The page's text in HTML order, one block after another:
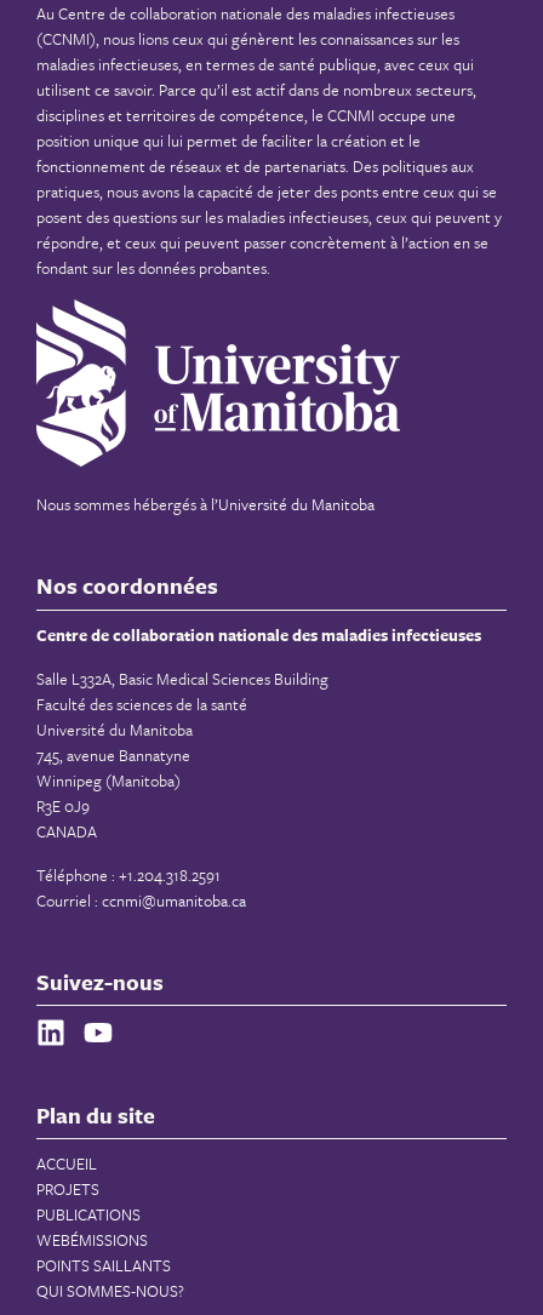
Au Centre de collaboration nationale des maladies infectieuses
(CCNMI), nous lions ceux qui génèrent les connaissances sur les
maladies infectieuses, en termes de santé publique, avec ceux qui
utilisent ce savoir. Parce qu’il est actif dans de nombreux secteurs,
disciplines et territoires de compétence, le CCNMI occupe une
position unique qui lui permet de faciliter la création et le
fonctionnement de réseaux et de partenariats. Des politiques aux
pratiques, nous avons la capacité de jeter des ponts entre ceux qui se
posent des questions sur les maladies infectieuses, ceux qui peuvent y
répondre, et ceux qui peuvent passer concrètement à l’action en se
fondant sur les données probantes.
Nous sommes hébergés à l’Université du Manitoba
Nos coordonnées
Centre de collaboration nationale des maladies infectieuses
Salle L332A, Basic Medical Sciences Building
Faculté des sciences de la santé
Université du Manitoba
745, avenue Bannatyne
Winnipeg (Manitoba)
R3E 0J9
CANADA
Téléphone : +1.204.318.2591
Courriel : ccnmi@umanitoba.ca
Suivez-nous
Plan du site
ACCUEIL
PROJETS
PUBLICATIONS
WEBÉMISSIONS
POINTS SAILLANTS
QUI SOMMES-NOUS?